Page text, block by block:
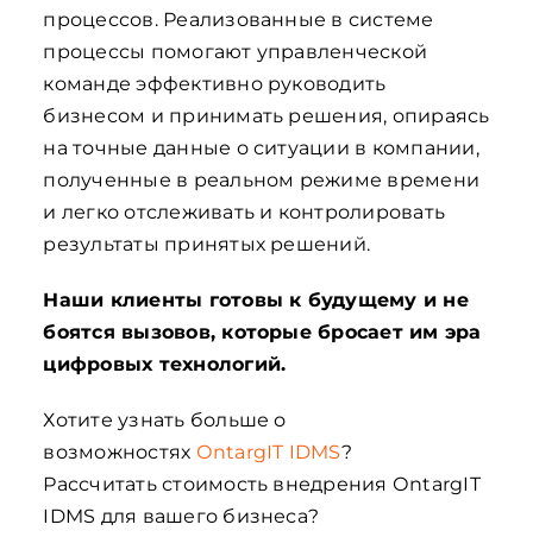
процессов. Реализованные в системе
процессы помогают управленческой
команде эффективно руководить
бизнесом и принимать решения, опираясь
на точные данные о ситуации в компании,
полученные в реальном режиме времени
и легко отслеживать и контролировать
результаты принятых решений.
Наши клиенты готовы к будущему и не
боятся вызовов, которые бросает им эра
цифровых технологий.
Хотите узнать больше о
возможностях ОntargIT IDMS?
Рассчитать стоимость внедрения ОntargIT
IDMS для вашего бизнеса?